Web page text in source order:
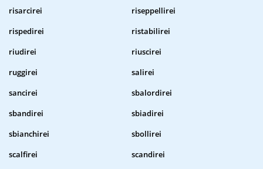
risarcirei
riseppellirei
rispedirei
ristabilirei
riudirei
riuscirei
ruggirei
salirei
sancirei
sbalordirei
sbandirei
sbiadirei
sbianchirei
sbollirei
scalfirei
scandirei